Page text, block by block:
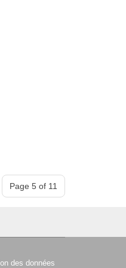
Page 5 of 11
des données